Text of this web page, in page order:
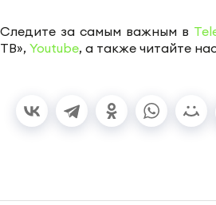
Следите за самым важным в
ТВ», Youtube, а также читайте